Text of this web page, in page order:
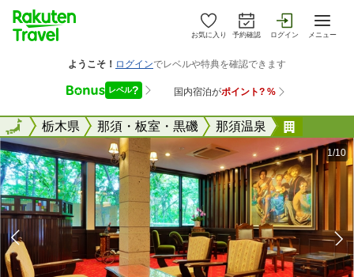
お気に入り 予約確認 ログイン メニュー
全国栃木県 那須・板室・黒磯 那須温泉
全国
1/10